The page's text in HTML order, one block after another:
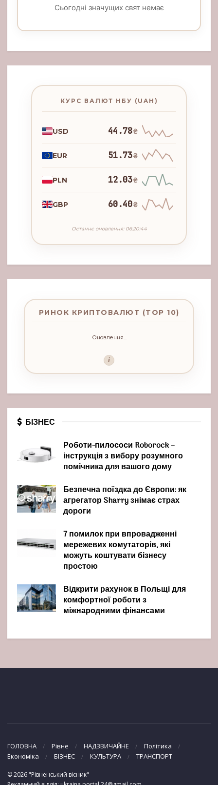
Сьогодні значущих свят немає
КУРС ВАЛЮТ НБУ (UAH)
USD 44.78₴
EUR 51.73₴
PLN 12.03₴
GBP 60.40₴
Останнє оновлення: 06:20:44
РИНОК КРИПТОВАЛЮТ (TOP 10)
Оновлення...
i
БІЗНЕС
Роботи-пилососи Roborock –
інструкція з вибору розумного
помічника для вашого дому
Безпечна поїздка до Європи: як
агрегатор Sharry знімає страх
дороги
7 помилок при впровадженні
мережевих комутаторів, які
можуть коштувати бізнесу
простою
Відкрити рахунок в Польщі для
комфортної роботи з
міжнародними фінансами
ГОЛОВНА Рівне НАДЗВИЧАЙНЕ
Політика
Економіка
БІЗНЕС КУЛЬТУРА ТРАНСПОРТ
© 2026 "Рівненський вісник"